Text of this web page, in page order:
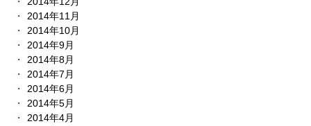
2014年11月
2014年10月
2014年9月
2014年8月
2014年7月
2014年6月
2014年5月
2014年4月